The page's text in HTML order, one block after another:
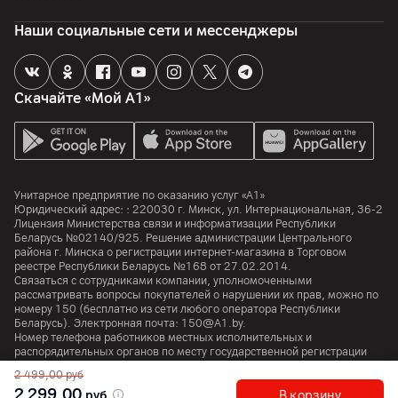
2 499,00 руб
да
Отдельный слот для карт памяти
да
Процессор
Процессор
Количество ядер
8
Частота процессора
2400МГц
Аккумулятор
Тип аккумулятора
Li-ion
Скачайте «Мой А1»
Наши социальные сети и мессенджеры
Унитарное предприятие по оказанию услуг «А1»
Юридический адрес: : 220030 г. Минск, ул. Интернациональная, 36-2
Лицензия Министерства связи и информатизации Республики
Беларусь №02140/925. Решение администрации Центрального
района г. Минска о регистрации интернет-магазина в Торговом
реестре Республики Беларусь №168 от 27.02.2014.
Связаться с сотрудниками компании, уполномоченными
рассматривать вопросы покупателей о нарушении их прав, можно по
номеру 150 (бесплатно из сети любого оператора Республики
Беларусь). Электронная почта: 150@A1.by.
Номер телефона работников местных исполнительных и
распорядительных органов по месту государственной регистрации
рассматривать обращения покупателей:
+375 17 374 01 46.